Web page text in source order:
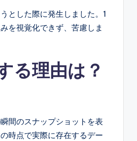
とした際に発生しました。1
を視覚化できず、苦慮しま
る理由は？
間のスナップショットを表
時点で実際に存在するデー